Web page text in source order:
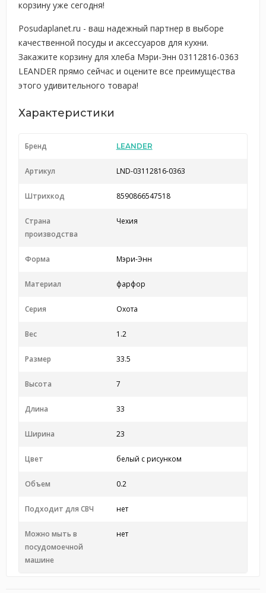
корзину уже сегодня!
Posudaplanet.ru - ваш надежный партнер в выборе
качественной посуды и аксессуаров для кухни.
Закажите корзину для хлеба Мэри-Энн 03112816-0363
LEANDER прямо сейчас и оцените все преимущества
этого удивительного товара!
Характеристики
Бренд LEANDER
Артикул LND-03112816-0363
Штрихкод 8590866547518
Страна
производства
Чехия
Форма Мэри-Энн
Материал фарфор
Серия Охота
Вес 1.2
Размер 33.5
Высота 7
Длина 33
Ширина 23
Цвет белый с рисунком
Объем 0.2
Подходит для СВЧ нет
Можно мыть в
посудомоечной
машине
нет